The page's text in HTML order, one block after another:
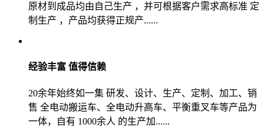
原材到成品均由自己生产 ，并可根据客户需求高标准 定
制生产 ，产品均获得正规产......
经验丰富 值得信赖
20余年始终如一集 研发、设计、生产、定制、加工、销
售 全电动搬运车、全电动升高车、平衡重叉车等产品为
一体，自有 1000余人 的生产加......